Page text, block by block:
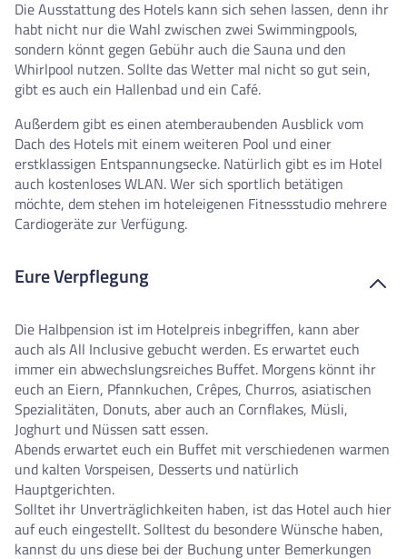
Die Ausstattung des Hotels kann sich sehen lassen, denn ihr
habt nicht nur die Wahl zwischen zwei Swimmingpools,
sondern könnt gegen Gebühr auch die Sauna und den
Whirlpool nutzen. Sollte das Wetter mal nicht so gut sein,
gibt es auch ein Hallenbad und ein Café.
Außerdem gibt es einen atemberaubenden Ausblick vom
Dach des Hotels mit einem weiteren Pool und einer
erstklassigen Entspannungsecke. Natürlich gibt es im Hotel
auch kostenloses WLAN. Wer sich sportlich betätigen
möchte, dem stehen im hoteleigenen Fitnessstudio mehrere
Cardiogeräte zur Verfügung.
Eure Verpflegung
Die Halbpension ist im Hotelpreis inbegriffen, kann aber
auch als All Inclusive gebucht werden. Es erwartet euch
immer ein abwechslungsreiches Buffet. Morgens könnt ihr
euch an Eiern, Pfannkuchen, Crêpes, Churros, asiatischen
Spezialitäten, Donuts, aber auch an Cornflakes, Müsli,
Joghurt und Nüssen satt essen.
Abends erwartet euch ein Buffet mit verschiedenen warmen
und kalten Vorspeisen, Desserts und natürlich
Hauptgerichten.
Solltet ihr Unverträglichkeiten haben, ist das Hotel auch hier
auf euch eingestellt. Solltest du besondere Wünsche haben,
kannst du uns diese bei der Buchung unter Bemerkungen